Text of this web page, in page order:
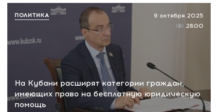
На Кубани расширят категории граждан,
имеющих право на бесплатную юридическую
помощь
9 октября 2025
2800
ПОЛИТИКА